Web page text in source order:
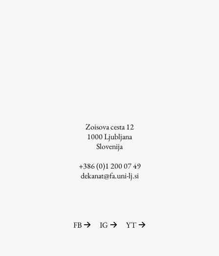
Zoisova cesta 12
1000Ljubljana
Slovenija
+386 (0)1 200 07 49
dekanat@fa.uni-lj.si
FB IG YT